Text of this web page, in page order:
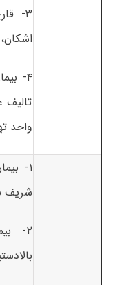
۳-
۴-
تالیف
واحد
۱-
شریف
۲-